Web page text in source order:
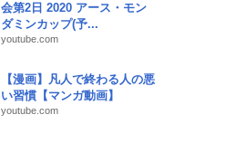
会第2日 2020 アース・モン
ダミンカップ(予...
youtube.com
【漫画】凡人で終わる人の悪
い習慣【マンガ動画】
youtube.com